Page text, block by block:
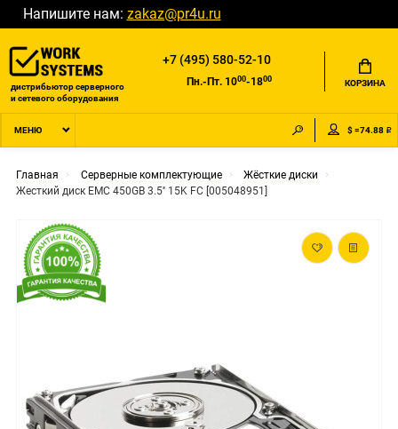
Напишите нам: zakaz@pr4u.ru
дистрибьютор серверного
и сетевого оборудования
+7 (495) 580-52-10
Пн.-Пт. 1000-1800 КОРЗИНА
МЕНЮ $ =74.88 ₽
Главная Серверные комплектующие
Жёсткие диски
Жесткий диск EMC 450GB 3.5'' 15K FC [005048951]